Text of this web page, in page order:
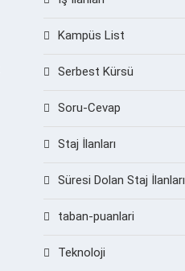
Kampüs List
Serbest Kürsü
Soru-Cevap
Staj İlanları
Süresi Dolan Staj İlanları
taban-puanlari
Teknoloji